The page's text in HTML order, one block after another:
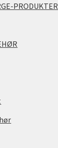
PRODUKTER